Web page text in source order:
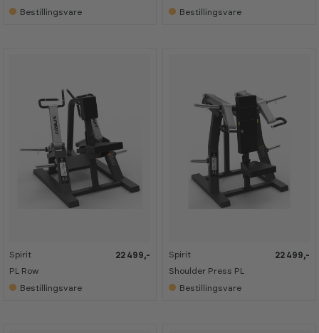
Bestillingsvare Bestillingsvare
Spirit
PL Row
22 499,-
Bestillingsvare
Spirit
Shoulder Press PL
22 499,-
Bestillingsvare